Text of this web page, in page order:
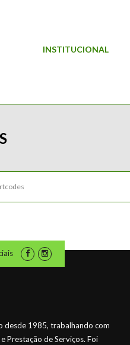
INSTITUCIONAL
desde 1985, trabalhando com
Prestação de Serviços. Foi